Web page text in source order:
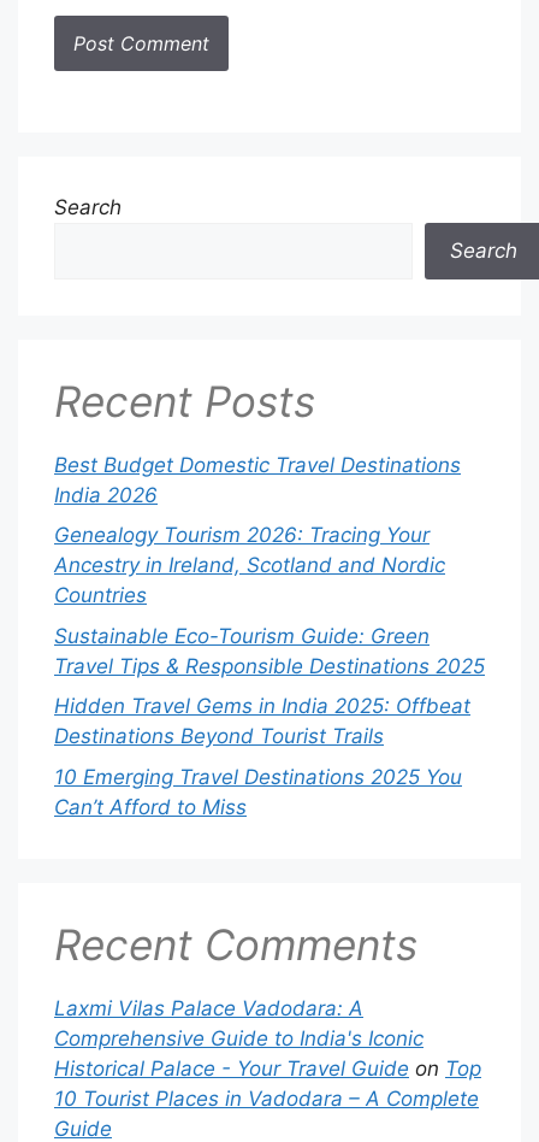
Search
Search
Recent Posts
Best Budget Domestic Travel Destinations
India 2026
Genealogy Tourism 2026: Tracing Your
Ancestry in Ireland, Scotland and Nordic
Countries
Sustainable Eco-Tourism Guide: Green
Travel Tips & Responsible Destinations 2025
Hidden Travel Gems in India 2025: Offbeat
Destinations Beyond Tourist Trails
10 Emerging Travel Destinations 2025 You
Can’t Afford to Miss
Recent Comments
Laxmi Vilas Palace Vadodara: A
Comprehensive Guide to India's Iconic
Historical Palace - Your Travel Guide on Top
10 Tourist Places in Vadodara – A Complete
Guide